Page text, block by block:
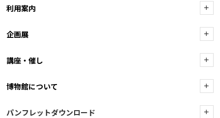
利用案内 +
企画展 +
講座・催し +
博物館について +
パンフレットダウンロード +